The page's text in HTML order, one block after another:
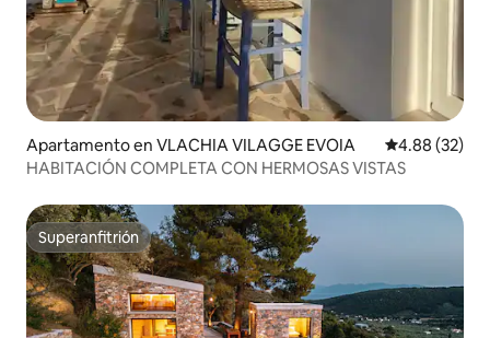
Apartamento en VLACHIA VILAGGE EVOIA Calificación
4.88 (32)
HABITACIÓN COMPLETA CON HERMOSAS VISTAS
Superanfitrión
Superanfitrión